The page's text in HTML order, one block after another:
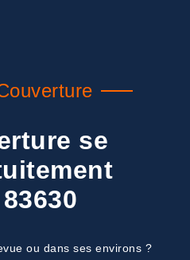
se
ou dans ses environs ?